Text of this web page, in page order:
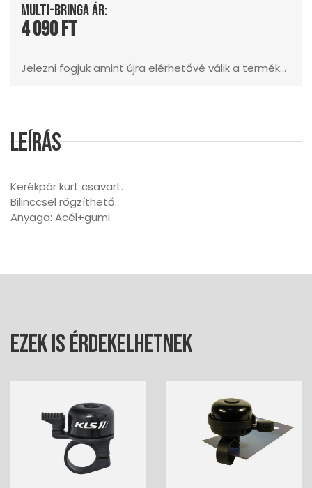
Multi-Bringa ár:
4 090 Ft
Jelezni fogjuk amint újra elérhetővé válik a termék...
Leírás
Kerékpár kürt csavart.
Bilinccsel rögzíthető.
Anyaga: Acél+gumi.
Ezek is érdekelhetnek